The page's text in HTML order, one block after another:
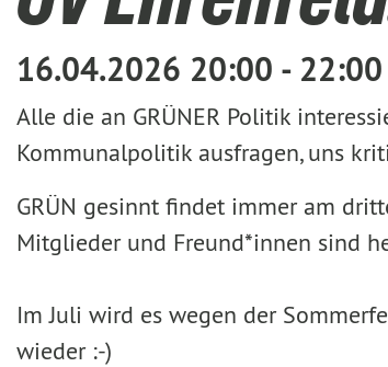
16.04.2026 20:00 - 22:00
Alle die an GRÜNER Politik
Kommunalpolitik ausfragen, uns
GRÜN gesinnt findet immer am
Mitglieder und Freund*innen sind
Im Juli wird es wegen der
wieder :-)